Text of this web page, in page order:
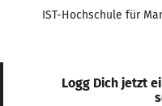
IST-Hochschule für
Logg Dich jetzt